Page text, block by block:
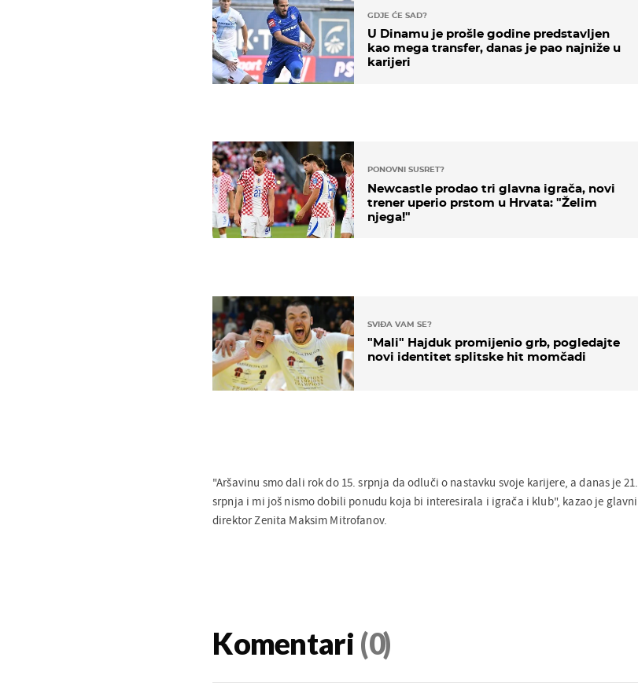
GDJE ĆE SAD?
U Dinamu je prošle godine predstavljen
kao mega transfer, danas je pao najniže u
karijeri
PONOVNI SUSRET?
Newcastle prodao tri glavna igrača, novi
trener uperio prstom u Hrvata: "Želim
njega!"
SVIĐA VAM SE?
"Mali" Hajduk promijenio grb, pogledajte
novi identitet splitske hit momčadi
"Aršavinu smo dali rok do 15. srpnja da odluči o nastavku svoje karijere, a danas je 21.
srpnja i mi još nismo dobili ponudu koja bi interesirala i igrača i klub", kazao je glavni
direktor Zenita Maksim Mitrofanov.
Komentari (0)